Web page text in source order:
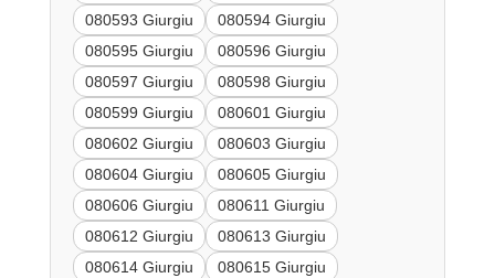
080593 Giurgiu
080594 Giurgiu
080595 Giurgiu
080596 Giurgiu
080597 Giurgiu
080598 Giurgiu
080599 Giurgiu
080601 Giurgiu
080602 Giurgiu
080603 Giurgiu
080604 Giurgiu
080605 Giurgiu
080606 Giurgiu
080611 Giurgiu
080612 Giurgiu
080613 Giurgiu
080614 Giurgiu
080615 Giurgiu